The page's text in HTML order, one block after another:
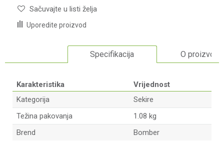
Sačuvajte u listi želja
Uporedite proizvod
Specifikacija O proizvodu
Karakteristika
Vrijednost
Kategorija
Sekire
Težina pakovanja
1.08 kg
Brend
Bomber